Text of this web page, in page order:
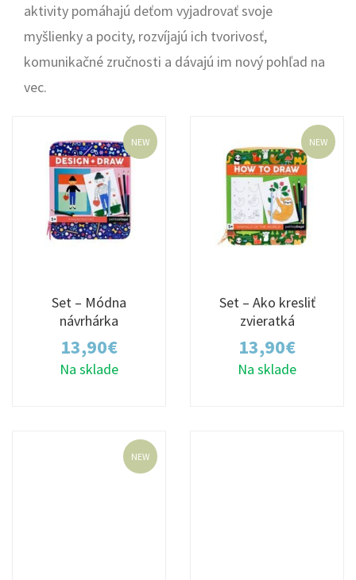
aktivity pomáhajú deťom vyjadrovať svoje
myšlienky a pocity, rozvíjajú ich tvorivosť,
komunikačné zručnosti a dávajú im nový pohľad na
vec.
NEW
Set – Módna
návrhárka
13,90€
Na sklade
NEW
Set – Ako kresliť
zvieratká
13,90€
Na sklade
NEW